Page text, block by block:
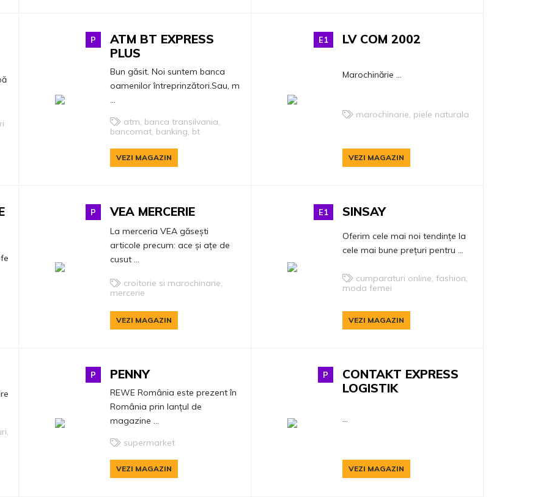
P
ATM BT EXPRESS
PLUS
Bun găsit. Noi suntem banca
oamenilor întreprinzători.Sau, m
...
atm, banca transilvania,
bancomat, banking, bt
VEZI MAGAZIN
E1 LV COM 2002
Marochinărie ...
marochinarie, piele naturala
VEZI MAGAZIN
P VEA MERCERIE
La merceria VEA găsești
articole precum: ace și ațe de
cusut ...
croitorie si marochinarie,
mercerie
VEZI MAGAZIN
E1 SINSAY
Oferim cele mai noi tendințe la
cele mai bune prețuri pentru ...
cumparaturi online, fashion,
moda femei
VEZI MAGAZIN
P PENNY
REWE România este prezent în
România prin lanțul de
magazine ...
supermarket
VEZI MAGAZIN
P
CONTAKT EXPRESS
LOGISTIK
VEZI MAGAZIN